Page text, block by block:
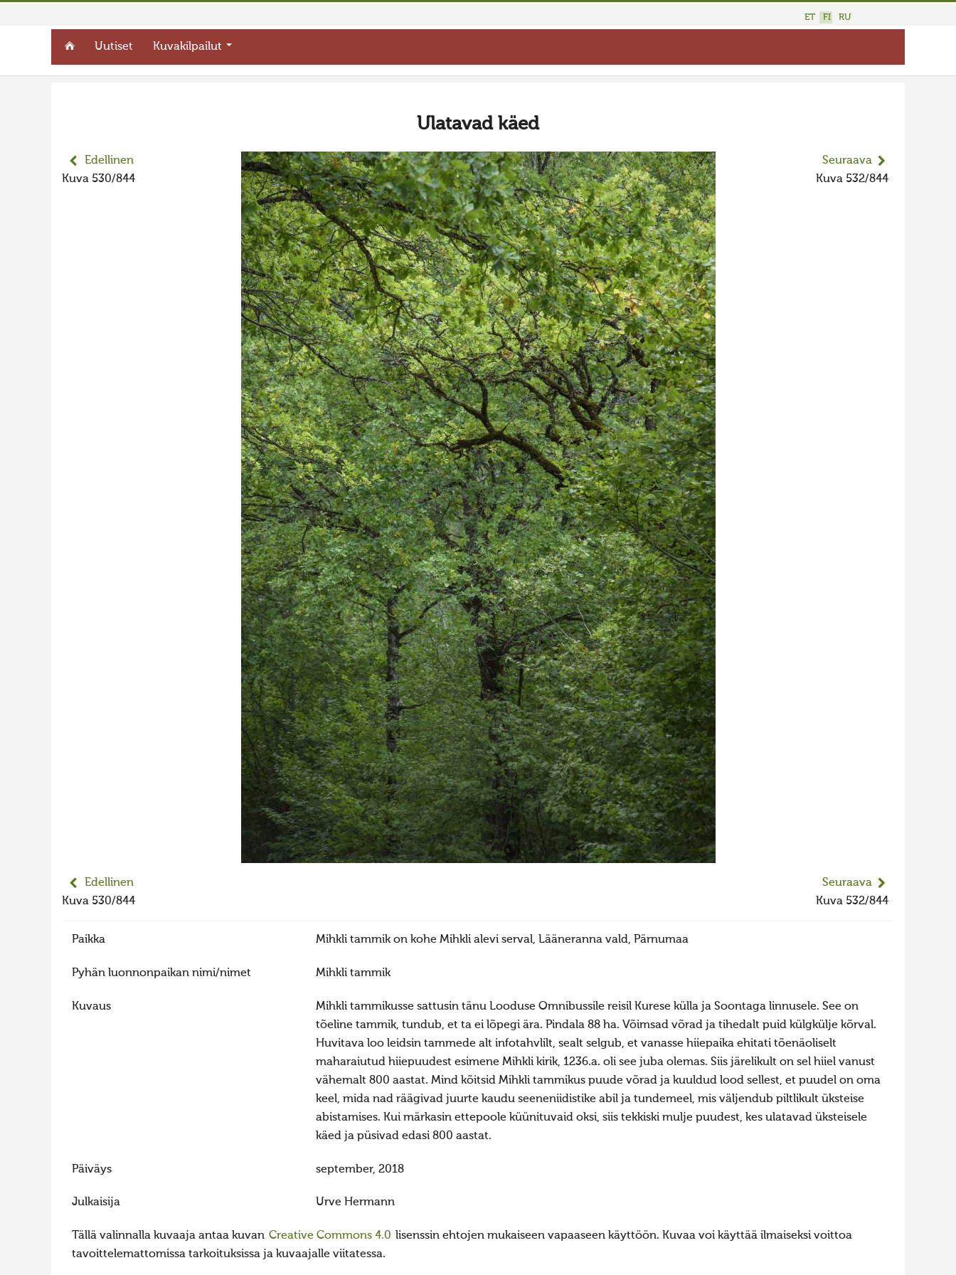
ET FI RU
Uutiset Kuvakilpailut
Ulatavad käed
Edellinen
Kuva 530/844
Seuraava
Kuva 532/844
Edellinen
Kuva 530/844
Seuraava
Kuva 532/844
Paikka Mihkli tammik on kohe Mihkli alevi serval, Lääneranna vald, Pärnumaa
Pyhän luonnonpaikan nimi/nimet Mihkli tammik
Kuvaus
Mihkli tammikusse sattusin tänu Looduse Omnibussile reisil Kurese külla ja Soontaga linnusele. See on
tõeline tammik, tundub, et ta ei lõpegi ära. Pindala 88 ha. Võimsad võrad ja tihedalt puid külgkülje kõrval.
Huvitava loo leidsin tammede alt infotahvlilt, sealt selgub, et vanasse hiiepaika ehitati tõenäoliselt
maharaiutud hiiepuudest esimene Mihkli kirik, 1236.a. oli see juba olemas. Siis järelikult on sel hiiel vanust
vähemalt 800 aastat. Mind kõitsid Mihkli tammikus puude võrad ja kuuldud lood sellest, et puudel on oma
keel, mida nad räägivad juurte kaudu seeneniidistike abil ja tundemeel, mis väljendub piltlikult üksteise
abistamises. Kui märkasin ettepoole küünituvaid oksi, siis tekkiski mulje puudest, kes ulatavad üksteisele
käed ja püsivad edasi 800 aastat.
Päiväys september, 2018
Julkaisija Urve Hermann
Tällä valinnalla kuvaaja antaa kuvan Creative Commons 4.0 lisenssin ehtojen mukaiseen vapaaseen käyttöön. Kuvaa voi käyttää ilmaiseksi voittoa
tavoittelemattomissa tarkoituksissa ja kuvaajalle viitatessa.